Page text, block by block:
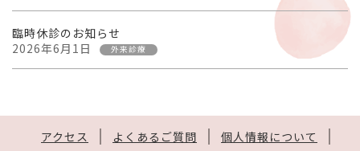
2026年6月1日 外来診療
臨時休診のお知らせ
アクセス よくあるご質問
個人情報について